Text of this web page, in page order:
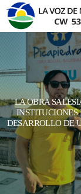
LA OBRA
INSTITUCIONES
DESARROLLO DE